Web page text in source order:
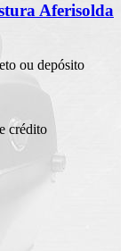
Aferisolda
ou depósito
crédito